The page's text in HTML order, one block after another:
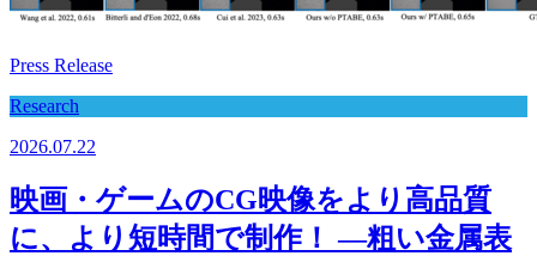
Press Release
Research
2026.07.22
映画・ゲームのCG映像をより高品質
に、より短時間で制作！ ―粗い金属表